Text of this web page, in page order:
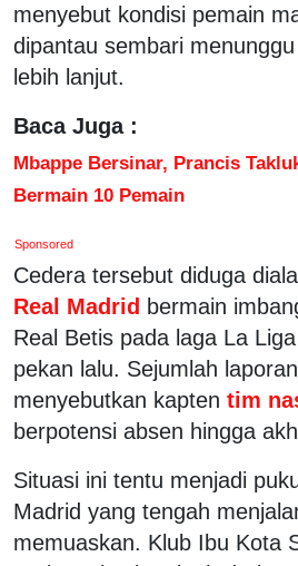
menyebut kondisi pemain
dipantau sembari
lebih lanjut.
Baca Juga :
Mbappe Bersinar, Prancis
Bermain 10 Pemain
Sponsored
Cedera tersebut diduga
Real Madrid bermain
Real Betis pada laga La
pekan lalu. Sejumlah
menyebutkan kapten tim
berpotensi absen hingga
Situasi ini tentu menjadi
Madrid yang tengah
memuaskan. Klub Ibu Kota